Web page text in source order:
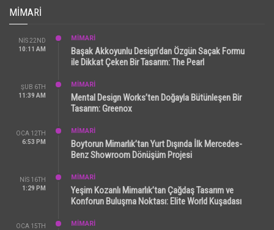
MIMARI
NIS 22ND
10:11 AM
MİMARİ
Başak Akkoyunlu Design’dan Özgün Saçak Formu
ile Dikkat Çeken Bir Tasarım: The Pearl
ŞUB 6TH
11:39 AM
MİMARİ
Mental Design Works’ten Doğayla Bütünleşen Bir
Tasarım: Greenox
OCA 12TH
6:53 PM
MİMARİ
Boytorun Mimarlık’tan Yurt Dışında İlk Mercedes-
Benz Showroom Dönüşüm Projesi
NIS 16TH
1:29 PM
MİMARİ
Yeşim Kozanlı Mimarlık’tan Çağdaş Tasarım ve
Konforun Buluşma Noktası: Elite World Kuşadası
OCA 15TH
MİMARİ